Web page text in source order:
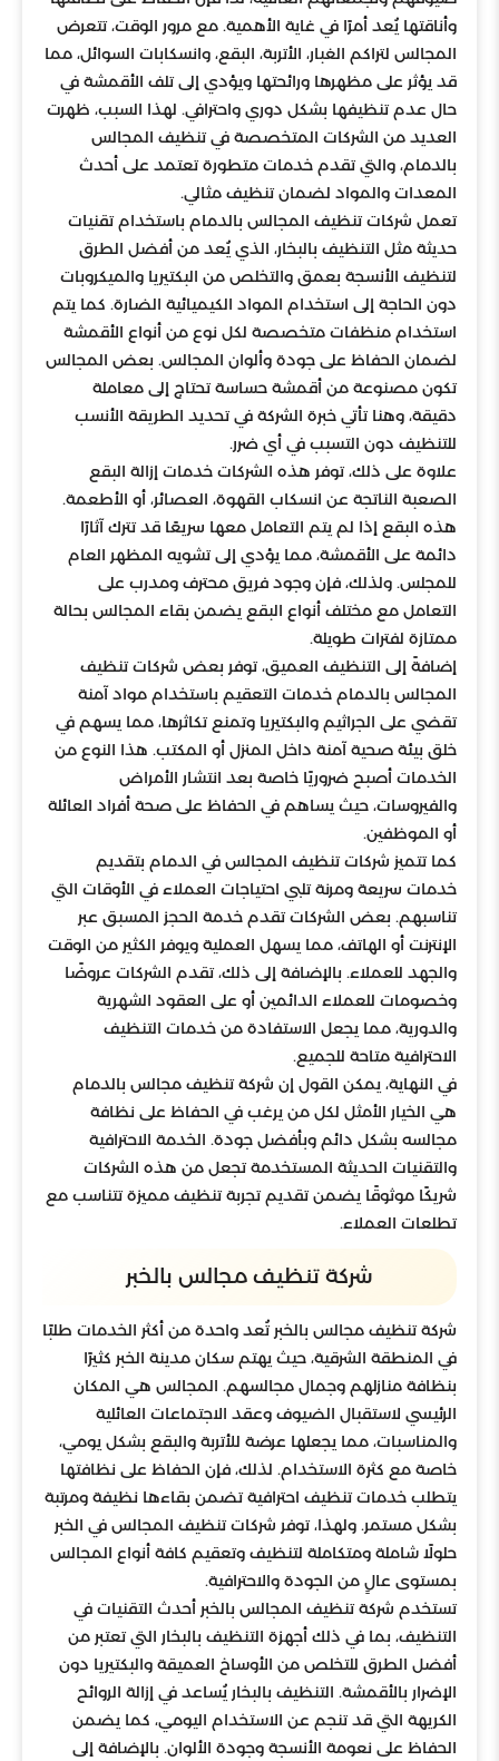
وأناقتها يُعد أمرًا في غاية الأهمية. مع مرور الوقت، تتعرض
المجالس لتراكم الغبار، الأتربة، البقع، وانسكابات السوائل، مما
قد يؤثر على مظهرها ورائحتها ويؤدي إلى تلف الأقمشة في
حال عدم تنظيفها بشكل دوري واحترافي. لهذا السبب، ظهرت
العديد من الشركات المتخصصة في تنظيف المجالس
بالدمام، والتي تقدم خدمات متطورة تعتمد على أحدث
المعدات والمواد لضمان تنظيف مثالي.
تعمل شركات تنظيف المجالس بالدمام باستخدام تقنيات
حديثة مثل التنظيف بالبخار، الذي يُعد من أفضل الطرق
لتنظيف الأنسجة بعمق والتخلص من البكتيريا والميكروبات
دون الحاجة إلى استخدام المواد الكيميائية الضارة. كما يتم
استخدام منظفات متخصصة لكل نوع من أنواع الأقمشة
لضمان الحفاظ على جودة وألوان المجالس. بعض المجالس
تكون مصنوعة من أقمشة حساسة تحتاج إلى معاملة
دقيقة، وهنا تأتي خبرة الشركة في تحديد الطريقة الأنسب
للتنظيف دون التسبب في أي ضرر.
علاوة على ذلك، توفر هذه الشركات خدمات إزالة البقع
الصعبة الناتجة عن انسكاب القهوة، العصائر، أو الأطعمة.
هذه البقع إذا لم يتم التعامل معها سريعًا قد تترك آثارًا
دائمة على الأقمشة، مما يؤدي إلى تشويه المظهر العام
للمجلس. ولذلك، فإن وجود فريق محترف ومدرب على
التعامل مع مختلف أنواع البقع يضمن بقاء المجالس بحالة
ممتازة لفترات طويلة.
إضافةً إلى التنظيف العميق، توفر بعض شركات تنظيف
المجالس بالدمام خدمات التعقيم باستخدام مواد آمنة
تقضي على الجراثيم والبكتيريا وتمنع تكاثرها، مما يسهم في
خلق بيئة صحية آمنة داخل المنزل أو المكتب. هذا النوع من
الخدمات أصبح ضروريًا خاصة بعد انتشار الأمراض
والفيروسات، حيث يساهم في الحفاظ على صحة أفراد العائلة
أو الموظفين.
كما تتميز شركات تنظيف المجالس في الدمام بتقديم
خدمات سريعة ومرنة تلبي احتياجات العملاء في الأوقات التي
تناسبهم. بعض الشركات تقدم خدمة الحجز المسبق عبر
الإنترنت أو الهاتف، مما يسهل العملية ويوفر الكثير من الوقت
والجهد للعملاء. بالإضافة إلى ذلك، تقدم الشركات عروضًا
وخصومات للعملاء الدائمين أو على العقود الشهرية
والدورية، مما يجعل الاستفادة من خدمات التنظيف
الاحترافية متاحة للجميع.
في النهاية، يمكن القول إن شركة تنظيف مجالس بالدمام
هي الخيار الأمثل لكل من يرغب في الحفاظ على نظافة
مجالسه بشكل دائم وبأفضل جودة. الخدمة الاحترافية
والتقنيات الحديثة المستخدمة تجعل من هذه الشركات
شريكًا موثوقًا يضمن تقديم تجربة تنظيف مميزة تتناسب مع
تطلعات العملاء.
شركة تنظيف مجالس بالخبر
شركة تنظيف مجالس بالخبر تُعد واحدة من أكثر الخدمات طلبًا
في المنطقة الشرقية، حيث يهتم سكان مدينة الخبر كثيرًا
بنظافة منازلهم وجمال مجالسهم. المجالس هي المكان
الرئيسي لاستقبال الضيوف وعقد الاجتماعات العائلية
والمناسبات، مما يجعلها عرضة للأتربة والبقع بشكل يومي،
خاصة مع كثرة الاستخدام. لذلك، فإن الحفاظ على نظافتها
يتطلب خدمات تنظيف احترافية تضمن بقاءها نظيفة ومرتبة
بشكل مستمر. ولهذا، توفر شركات تنظيف المجالس في الخبر
حلولًا شاملة ومتكاملة لتنظيف وتعقيم كافة أنواع المجالس
بمستوى عالٍ من الجودة والاحترافية.
تستخدم شركة تنظيف المجالس بالخبر أحدث التقنيات في
التنظيف، بما في ذلك أجهزة التنظيف بالبخار التي تعتبر من
أفضل الطرق للتخلص من الأوساخ العميقة والبكتيريا دون
الإضرار بالأقمشة. التنظيف بالبخار يُساعد في إزالة الروائح
الكريهة التي قد تنجم عن الاستخدام اليومي، كما يضمن
الحفاظ على نعومة الأنسجة وجودة الألوان. بالإضافة إلى